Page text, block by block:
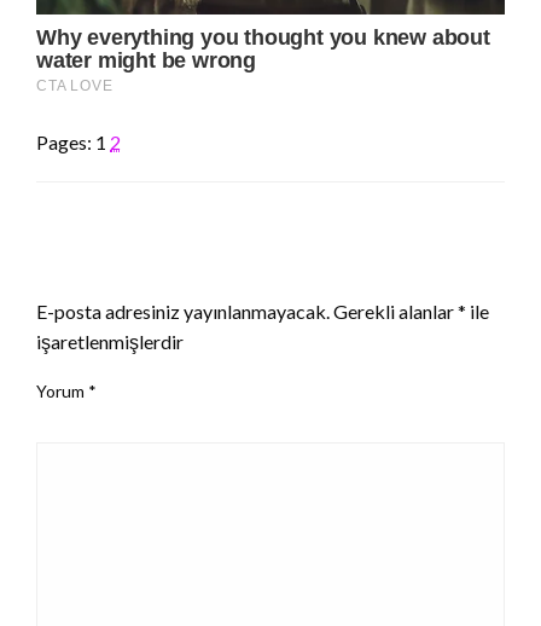
Pages: 1 2
E-posta adresiniz yayınlanmayacak. Gerekli alanlar* ile
işaretlenmişlerdir
Yorum *